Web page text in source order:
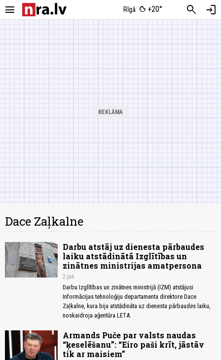
menu Rīgā +20° search login
Dace Zaļkalne
Darbu atstāj uz dienesta pārbaudes
laiku atstādinātā Izglītības un
zinātnes ministrijas amatpersona
2.jun
Darbu Izglītības un zinātnes ministrijā (IZM) atstājusi
Informācijas tehnoloģiju departamenta direktore Dace
Zaļkalne, kura bija atstādināta uz dienesta pārbaudes laiku,
noskaidroja aģentūra LETA.
Armands Puče par valsts naudas
“ķeselēšanu”: “Eiro paši krīt, jāstāv
tik ar maisiem”